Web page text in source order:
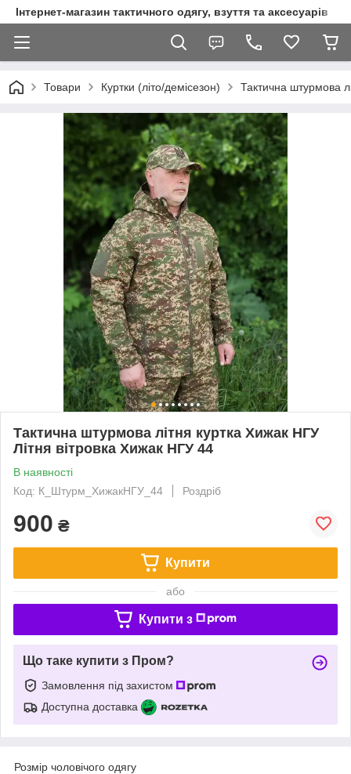
Інтернет-магазин тактичного одягу, взуття та аксесуарів
Товари Куртки (літо/демісезон) Тактична штурмова
Тактична штурмова літня куртка Хижак НГУ
Літня вітровка Хижак НГУ 44
В наявності
Код: К_Штурм_ХижакНГУ_44
Роздріб
900 ₴
Купити
або
Купити з
Що таке купити з Пром?
Замовлення під захистом
Доступна доставка
Розмір чоловічого одягу